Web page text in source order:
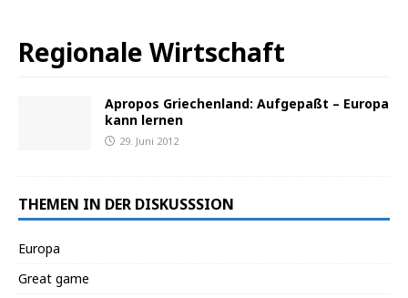
Regionale Wirtschaft
Apropos Griechenland: Aufgepaßt – Europa
kann lernen
29. Juni 2012
THEMEN IN DER DISKUSSSION
Europa
Great game